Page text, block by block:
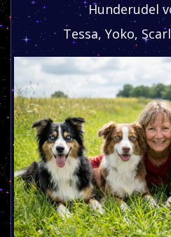
Hunderudel
Tessa, Yoko,